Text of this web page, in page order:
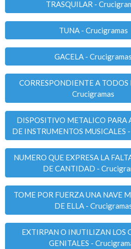
TRASQUILAR -
TUNA - Crucigramas
GACELA - Crucigramas
CORRESPONDIENTE A TODOS
Crucigramas
DISPOSITIVO METALICO PARA
DE INSTRUMENTOS MUSICALES
NUMERO QUE EXPRESA LA
DE CANTIDAD -
TOME POR FUERZA UNA NAVE
DE ELLA -
EXTIRPAN O INUTILIZAN LOS
GENITALES -